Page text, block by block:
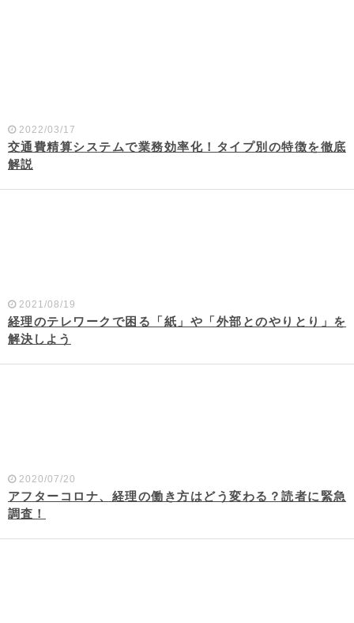
2022/03/17
交通費精算システムで業務効率化！タイプ別の特徴を徹底
解説
2021/08/19
経理のテレワークで困る「紙」や「外部とのやりとり」を
解決しよう
2020/07/20
アフターコロナ、経理の働き方はどう変わる？読者に緊急
調査！